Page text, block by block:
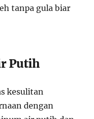
tanpa gula biar
Putih
kesulitan
dengan